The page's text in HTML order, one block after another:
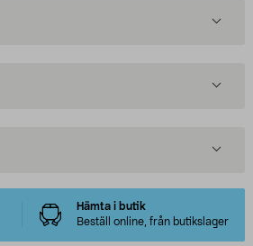
Hämta i butik
Beställ online, från butikslager